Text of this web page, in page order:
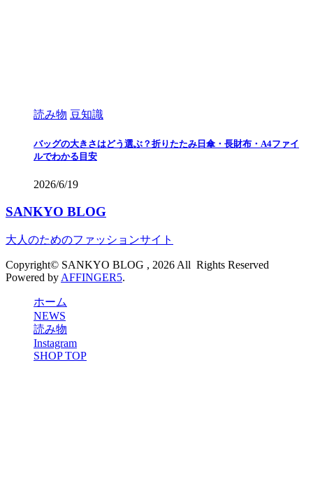
読み物 豆知識
バッグの大きさはどう選ぶ？折りたたみ日傘・長財布・A4ファイ
ルでわかる目安
2026/6/19
SANKYO BLOG
大人のためのファッションサイト
Copyright© SANKYO BLOG , 2026 All Rights Reserved
Powered by AFFINGER5.
ホーム
NEWS
読み物
Instagram
SHOP TOP